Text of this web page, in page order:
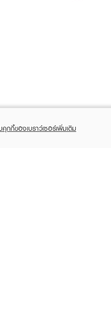
คุกกี้ของเบราว์เซอร์เพิ่มเติม